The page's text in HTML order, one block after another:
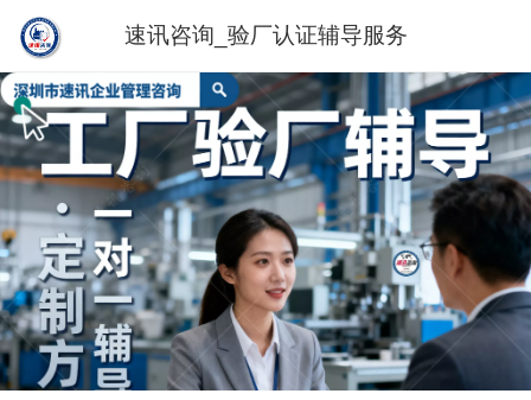
速讯咨询_验厂认证辅导服务